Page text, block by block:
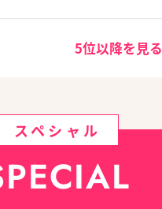
5位以降を見る
スペシャル